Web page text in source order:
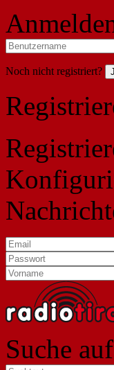
Noch nicht registriert?
Suche